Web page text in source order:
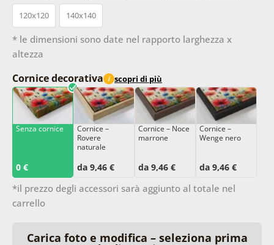
120x120 140x140
* le dimensioni sono date nel rapporto larghezza x
altezza
Cornice decorativa i scopri di più
Senza cornice
0 €
Cornice –
Rovere
naturale
da 9,46 €
Cornice – Noce
marrone
da 9,46 €
Cornice –
Wenge nero
da 9,46 €
*il prezzo degli accessori sarà aggiunto al totale nel
carrello
Carica foto e modifica – seleziona prima